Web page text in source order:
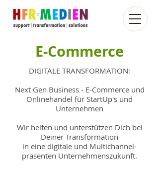
E-Commerce
DIGITALE TRANSFORMATION:
Next Gen Business - E-Commerce und
Onlinehandel für StartUp's und
Unternehmen
Wir helfen und unterstützen Dich bei
Deiner Transformation
in eine digitale und Multichannel-
präsenten Unternehmenszukunft.